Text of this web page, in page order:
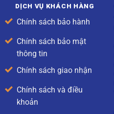
DỊCH VỤ KHÁCH HÀNG
Chính sách bảo hành
Chính sách bảo mật
thông tin
Chính sách giao nhận
Chính sách và điều
khoản